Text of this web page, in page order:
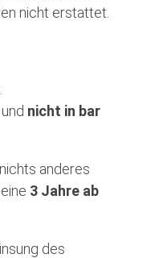
nicht erstattet.
nicht in bar
anderes
3 Jahre ab
des